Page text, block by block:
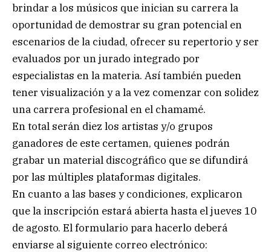
brindar a los músicos que inician su carrera la
oportunidad de demostrar su gran potencial en
escenarios de la ciudad, ofrecer su repertorio y ser
evaluados por un jurado integrado por
especialistas en la materia. Así también pueden
tener visualización y a la vez comenzar con solidez
una carrera profesional en el chamamé.
En total serán diez los artistas y/o grupos
ganadores de este certamen, quienes podrán
grabar un material discográfico que se difundirá
por las múltiples plataformas digitales.
En cuanto a las bases y condiciones, explicaron
que la inscripción estará abierta hasta el jueves 10
de agosto. El formulario para hacerlo deberá
enviarse al siguiente correo electrónico: